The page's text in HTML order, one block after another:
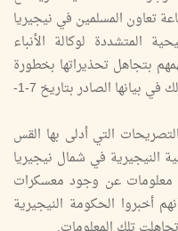
تعاون المسلمين في نيجيريا
المتشددة لوكالة الأنباء
بتجاهل تحذيراتها بخطورة
وجود معسكرات للقاعدة في نيجيريا، وذلك في بيانها الصادر بتاريخ 7-1-
التي أدلى بها القس
النيجيرية في شمال نيجيريا
معلومات عن وجود معسكرات
أخبروا الحكومة النيجيرية